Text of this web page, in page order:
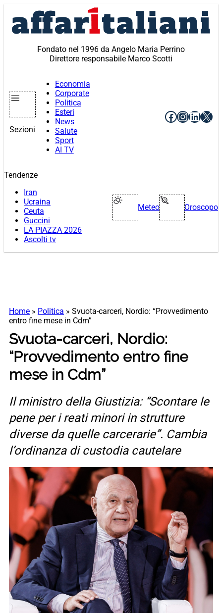
contenuto
Fondato nel 1996 da Angelo Maria Perrino
Direttore responsabile Marco Scotti
Sezioni
Economia
Corporate
Politica
Esteri
News
Salute
Sport
AI TV
Facebook
X
Tendenze
Iran
Ucraina
Ceuta
Guccini
LA PIAZZA 2026
Ascolti tv
Meteo Oroscopo
Home » Politica » Svuota-carceri, Nordio: “Provvedimento
entro fine mese in Cdm”
Svuota-carceri, Nordio:
“Provvedimento entro fine
mese in Cdm”
Il ministro della Giustizia: “Scontare le
pene per i reati minori in strutture
diverse da quelle carcerarie”. Cambia
l’ordinanza di custodia cautelare